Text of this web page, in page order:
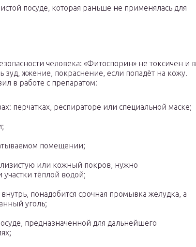
посуде, которая раньше не применялась для
человека: «Фитоспорин» не токсичен и в
зуд, жжение, покраснение, если попадёт на кожу.
в работе с препаратом:
перчатках, респираторе или специальной маске;
помещении;
или кожный покров, нужно
тёплой водой;
понадобится срочная промывка желудка, а
уголь;
предназначенной для дальнейшего